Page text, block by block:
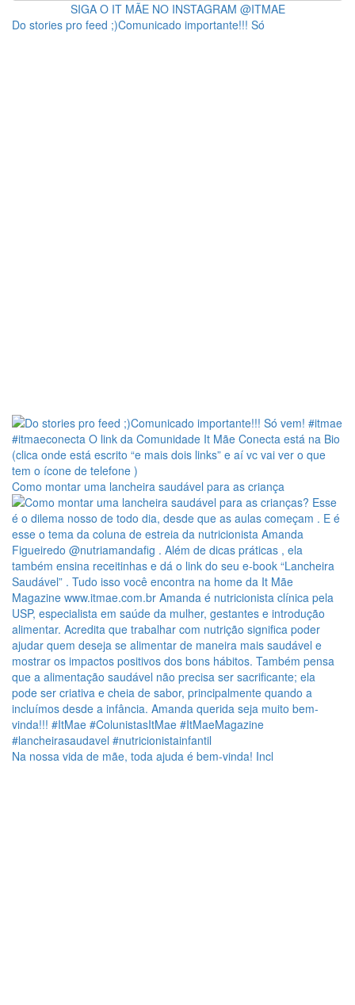
SIGA O IT MÃE NO INSTAGRAM @ITMAE
Do stories pro feed ;)Comunicado importante!!! Só
Como montar uma lancheira saudável para as criança
Na nossa vida de mãe, toda ajuda é bem-vinda! Incl